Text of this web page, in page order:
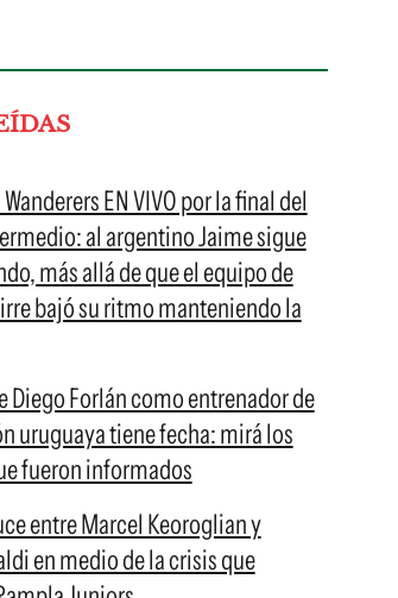
EN VIVO por la final del
al argentino Jaime sigue
más allá de que el equipo de
bajó su ritmo manteniendo la
Diego Forlán como entrenador de
uruguaya tiene fecha: mirá los
fueron informados
entre Marcel Keoroglian y
en medio de la crisis que